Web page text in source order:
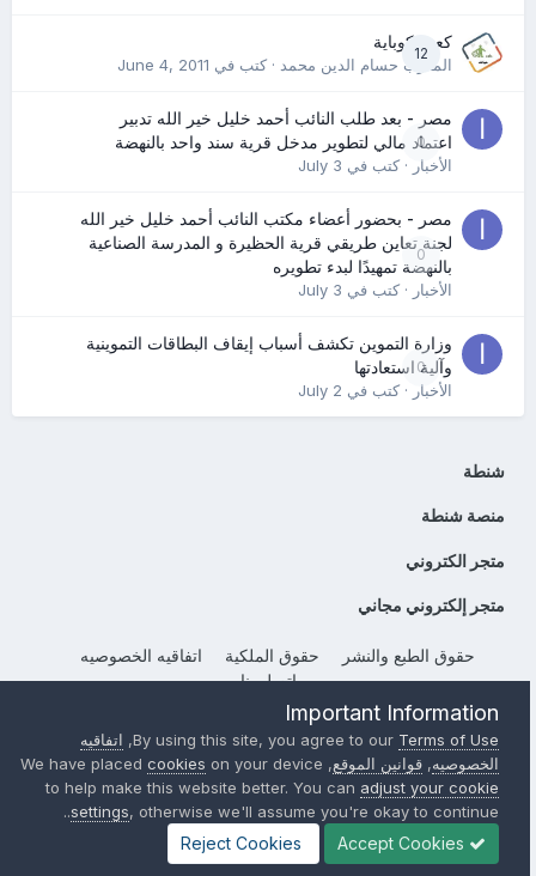
12
كعب كوباية
المدرب حسام الدين محمد· كتب في June 4, 2011
0
مصر - بعد طلب النائب أحمد خليل خير الله تدبير
اعتماد مالي لتطوير مدخل قرية سند واحد بالنهضة
الأخبار· كتب في July 3
0
مصر - بحضور أعضاء مكتب النائب أحمد خليل خير الله
لجنة تعاين طريقي قرية الحظيرة و المدرسة الصناعية
بالنهضة تمهيدًا لبدء تطويره
الأخبار· كتب في July 3
0
وزارة التموين تكشف أسباب إيقاف البطاقات التموينية
وآلية استعادتها
الأخبار· كتب في July 2
شنطة
منصة شنطة
متجر الكتروني
متجر إلكتروني مجاني
حقوق الطبع والنشر حقوق الملكية
اتفاقيه الخصوصيه
إتصل بنا
Powered by Invision CommunityImportant Information
By using this site, you agree to ourTerms of Use
, اتفاقيه
الخصوصيه, قوانين الموقع, We have placed
cookies on your device
to help make this website better. You canadjust your cookie
settings , otherwise we'll assume you're okay to continue..
Accept Cookies